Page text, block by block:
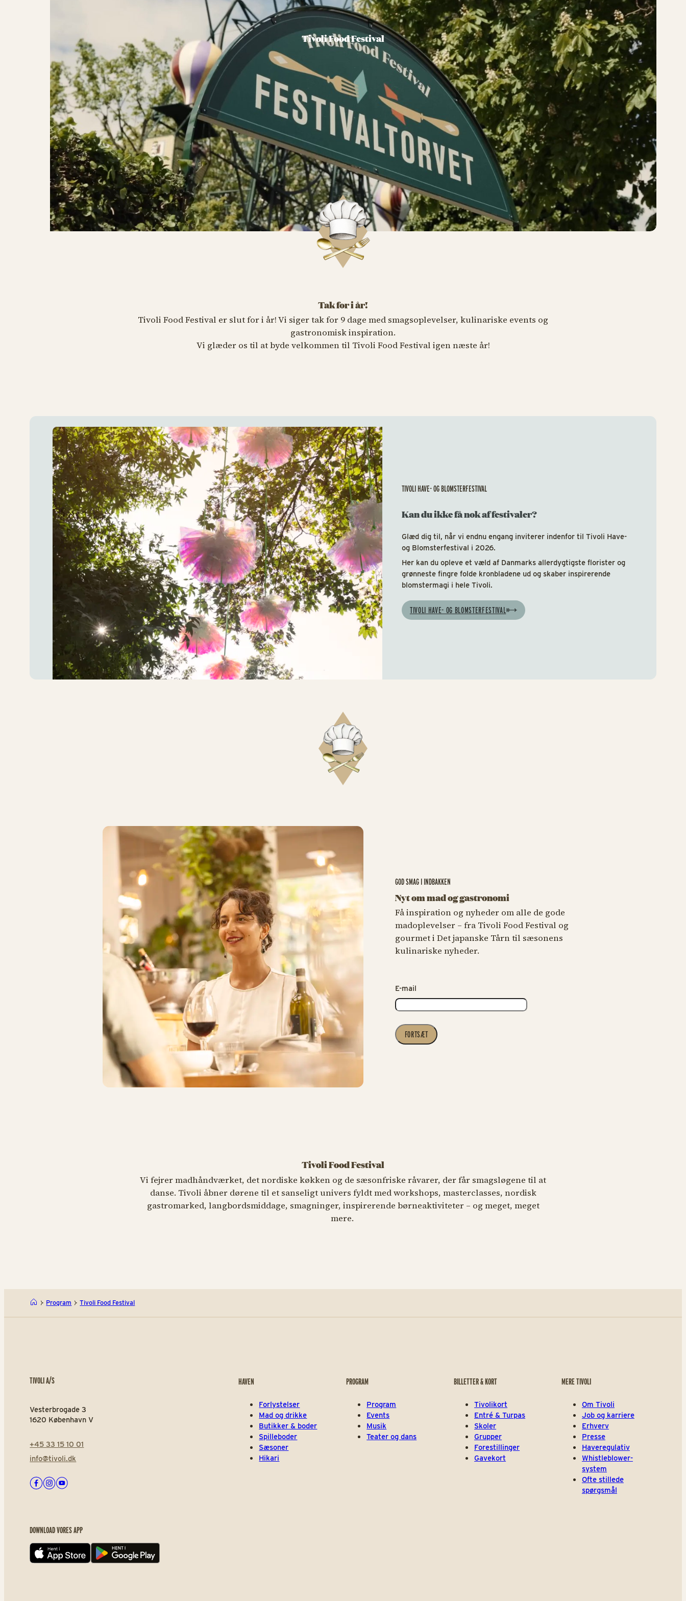
Tivoli Food Festival
Tak for i år!
Tivoli Food Festival er slut for i år! Vi siger tak for 9 dage med smagsoplevelser, kulinariske events og
gastronomisk inspiration.
Vi glæder os til at byde velkommen til Tivoli Food Festival igen næste år!
TIVOLI HAVE- OG BLOMSTERFESTIVAL
Kan du ikke få nok af festivaler?
Glæd dig til, når vi endnu engang inviterer indenfor til Tivoli Have-
og Blomsterfestival i 2026.
Her kan du opleve et væld af Danmarks allerdygtigste florister og
grønneste fingre folde kronbladene ud og skaber inspirerende
blomstermagi i hele Tivoli.
TIVOLI HAVE- OG BLOMSTERFESTIVAL
GOD SMAG I INDBAKKEN
Nyt om mad og gastronomi
Få inspiration og nyheder om alle de gode
madoplevelser – fra Tivoli Food Festival og
gourmet i Det japanske Tårn til sæsonens
kulinariske nyheder.
E-mail
FORTSÆT
Tivoli Food Festival
Vi fejrer madhåndværket, det nordiske køkken og de sæsonfriske råvarer, der får smagsløgene til at
danse. Tivoli åbner dørene til et sanseligt univers fyldt med workshops, masterclasses, nordisk
gastromarked, langbordsmiddage, smagninger, inspirerende børneaktiviteter – og meget, meget
mere.
Program Tivoli Food Festival
TIVOLI A/S
Vesterbrogade 3
1620 København V
+45 33 15 10 01
info@tivoli.dk
Facebook
Instagram
Youtube
DOWNLOAD VORES APP
App store Play store
HAVEN
Forlystelser
Mad og drikke
Butikker & boder
Spilleboder
Sæsoner
Hikari
PROGRAM
Program
Events
Musik
Teater og dans
BILLETTER & KORT
Tivolikort
Entré & Turpas
Skoler
Grupper
Forestillinger
Gavekort
MERE TIVOLI
Om Tivoli
Job og karriere
Erhverv
Presse
Haveregulativ
Whistleblower-
system
Ofte stillede
spørgsmål